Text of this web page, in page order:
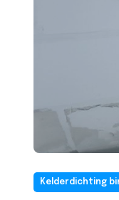
Kelderdichting